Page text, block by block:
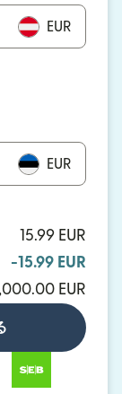
EUR
EUR
15.99 EUR
-15.99 EUR
EUR